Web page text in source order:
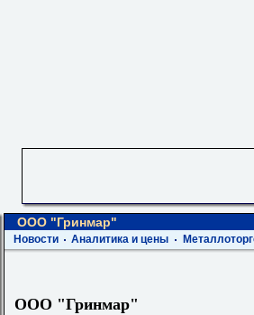
ООО "Гринмар"
Новости Аналитика и цены
ООО "Гринмар"